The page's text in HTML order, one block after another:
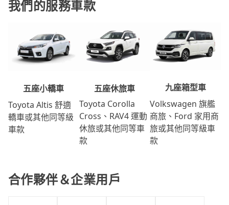
我們的服務車款
五座小轎車
Toyota Altis 舒適
轎車或其他同等級
車款
五座休旅車
Toyota Corolla
Cross、RAV4 運動
休旅或其他同等車
款
九座箱型車
Volkswagen 旗艦
商旅、Ford 家用商
旅或其他同等級車
款
合作夥伴＆企業用戶